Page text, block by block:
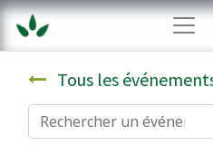
Tous les